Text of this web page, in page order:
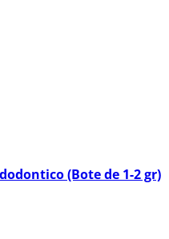
(Bote de 1-2 gr)